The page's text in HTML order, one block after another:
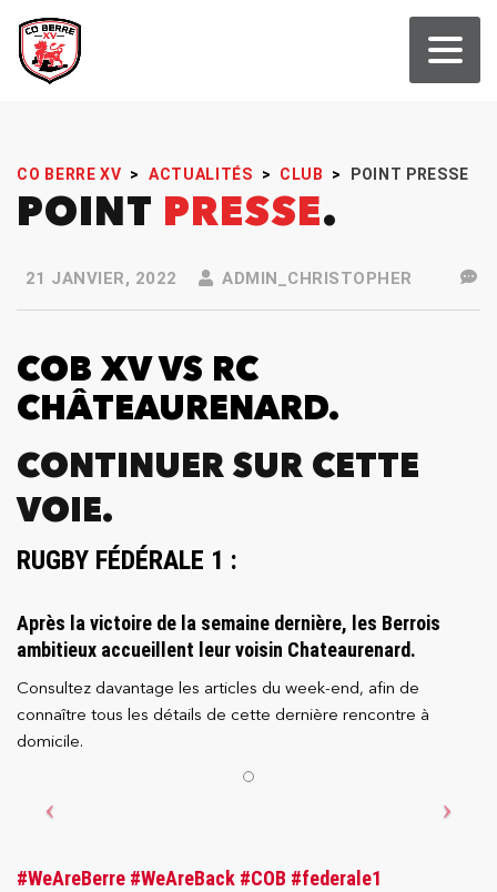
CO BERRE XV > ACTUALITÉS > CLUB > POINT PRESSE
POINT PRESSE
21 JANVIER, 2022 ADMIN_CHRISTOPHER
COB XV VS RC
CHÂTEAURENARD.
CONTINUER SUR CETTE
VOIE.
RUGBY FÉDÉRALE 1 :
Après la victoire de la semaine dernière, les Berrois
ambitieux accueillent leur voisin Chateaurenard.
Consultez davantage les articles du week-end, afin de
connaître tous les détails de cette dernière rencontre à
domicile.
#WeAreBerre #WeAreBack #COB #federale1